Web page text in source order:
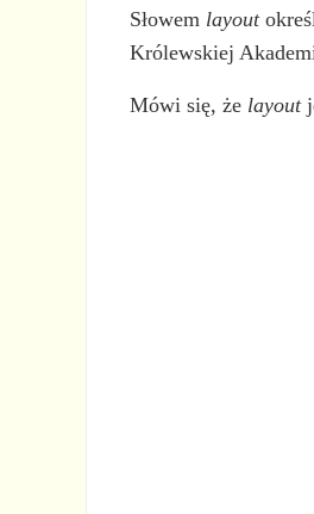
Słowem layout
Królewskiej
Mówi się, że layout